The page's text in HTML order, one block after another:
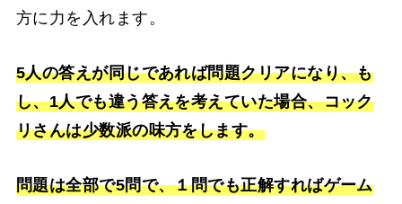
方に力を入れます。
5人の答えが同じであれば問題クリアになり、も
し、1人でも違う答えを考えていた場合、コック
リさんは少数派の味方をします。
問題は全部で5問で、１問でも正解すればゲーム